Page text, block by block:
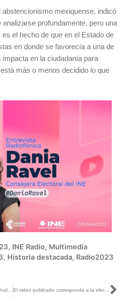
mexiquense, indicó
profundamente, pero una
el hecho de que en el Estado de
en donde se favorecía a una de
en la ciudadanía para
más o menos decidido lo que
, INE Radio, Multimedia
, Historia destacada, Radio2023
El video publicado corresponda a la elección de 2021, FALSO que sea la jornada electoral 2023